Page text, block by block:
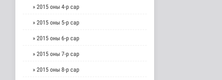
» 2015 оны 4-р сар
» 2015 оны 5-р сар
» 2015 оны 6-р сар
» 2015 оны 7-р сар
» 2015 оны 8-р сар